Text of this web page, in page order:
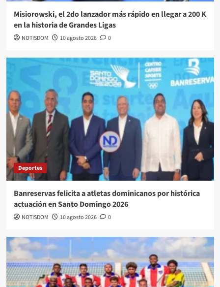
Misiorowski, el 2do lanzador más rápido en llegar a 200 K
en la historia de Grandes Ligas
NOTISDOM 10 agosto 2026 0
Deportes
Banreservas felicita a atletas dominicanos por histórica
actuación en Santo Domingo 2026
NOTISDOM 10 agosto 2026 0